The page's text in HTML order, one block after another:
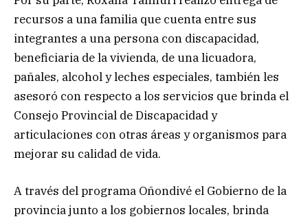
recursos a una familia que cuenta entre sus
integrantes a una persona con discapacidad,
beneficiaria de la vivienda, de una licuadora,
pañales, alcohol y leches especiales, también les
asesoró con respecto a los servicios que brinda el
Consejo Provincial de Discapacidad y
articulaciones con otras áreas y organismos para
mejorar su calidad de vida.
A través del programa Oñondivé el Gobierno de la
provincia junto a los gobiernos locales, brinda